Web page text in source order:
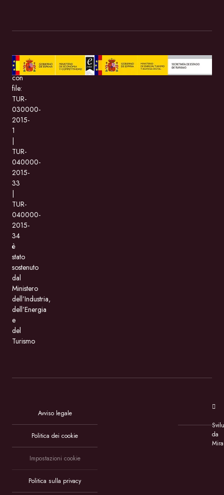
BeMate.com
con
file:
TUR-
030000-
2015-
1
TUR-
040000-
2015-
33
TUR-
040000-
2015-
34
è
stato
sostenuto
dal
Ministero
dell’Industria,
dell’Energia
e
del
Turismo
Avviso legale
Politica dei cookie
Impostazioni cookie
Politica sulla privacy
da